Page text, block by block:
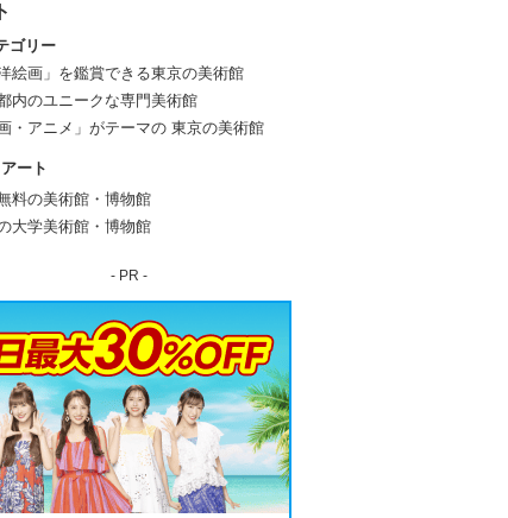
ゴリー
洋絵画」を鑑賞できる東京の美術館
内のユニークな専門美術館
画・アニメ」がテーマの 東京の美術館
ート
料の美術館・博物館
大学美術館・博物館
- PR -